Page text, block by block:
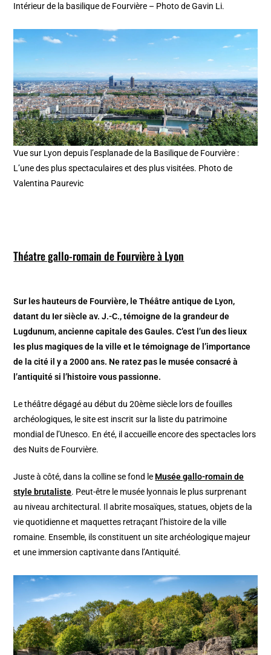
Intérieur de la basilique de Fourvière – Photo de Gavin Li.
Vue sur Lyon depuis l’esplanade de la Basilique de Fourvière :
L’une des plus spectaculaires et des plus visitées. Photo de
Valentina Paurevic
Théatre gallo-romain de Fourvière à Lyon
Sur les hauteurs de Fourvière, le Théâtre antique de Lyon,
datant du Ier siècle av. J.-C., témoigne de la grandeur de
Lugdunum, ancienne capitale des Gaules. C’est l’un des lieux
les plus magiques de la ville et le témoignage de l’importance
de la cité il y a 2000 ans. Ne ratez pas le musée consacré à
l’antiquité si l’histoire vous passionne.
Le théâtre dégagé au début du 20ème siècle lors de fouilles
archéologiques, le site est inscrit sur la liste du patrimoine
mondial de l’Unesco. En été, il accueille encore des spectacles lors
des Nuits de Fourvière.
Juste à côté, dans la colline se fond le Musée gallo-romain de
style brutaliste. Peut-être le musée lyonnais le plus surprenant
au niveau architectural. Il abrite mosaïques, statues, objets de la
vie quotidienne et maquettes retraçant l’histoire de la ville
romaine. Ensemble, ils constituent un site archéologique majeur
et une immersion captivante dans l’Antiquité.